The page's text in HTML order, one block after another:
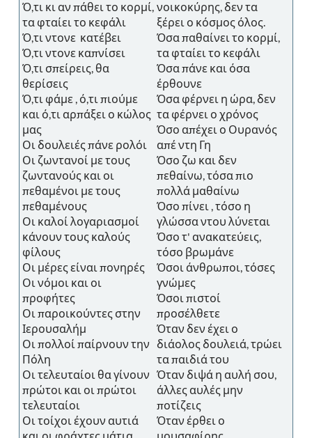
Ό,τι κι αν πάθει το κορμί,
τα φταίει το κεφάλι
Ό,τι ντονε κατέβει
Ό,τι ντονε καπνίσει
Ό,τι σπείρεις, θα
θερίσεις
Ό,τι φάμε , ό,τι πιούμε
και ό,τι αρπάξει ο κώλος
μας
Οι δουλειές πάνε ρολόι
Οι ζωντανοί με τους
ζωντανούς και οι
πεθαμένοι με τους
πεθαμένους
Οι καλοί λογαριασμοί
κάνουν τους καλούς
φίλους
Οι μέρες είναι πονηρές
Οι νόμοι και οι
προφήτες
Οι παροικούντες στην
Ιερουσαλήμ
Οι πολλοί παίρνουν την
Πόλη
Οι τελευταίοι θα γίνουν
πρώτοι και οι πρώτοι
τελευταίοι
Οι τοίχοι έχουν αυτιά
και οι φράχτες μάτια.
νοικοκύρης, δεν τα
ξέρει ο κόσμος όλος.
Όσα παθαίνει το κορμί,
τα φταίει το κεφάλι
Όσα πάνε και όσα
έρθουνε
Όσα φέρνει η ώρα, δεν
τα φέρνει ο χρόνος
Όσο απέχει ο Ουρανός
απέ ντη Γη
Όσο ζω και δεν
πεθαίνω, τόσα πιο
πολλά μαθαίνω
Όσο πίνει , τόσο η
γλώσσα ντου λύνεται
Όσο τ' ανακατεύεις,
τόσο βρωμάνε
Όσοι άνθρωποι, τόσες
γνώμες
Όσοι πιστοί
προσέλθετε
Όταν δεν έχει ο
διάολος δουλειά, τρώει
τα παιδιά του
Όταν διψά η αυλή σου,
άλλες αυλές μην
ποτίζεις
Όταν έρθει ο
μουσαφίρης ,